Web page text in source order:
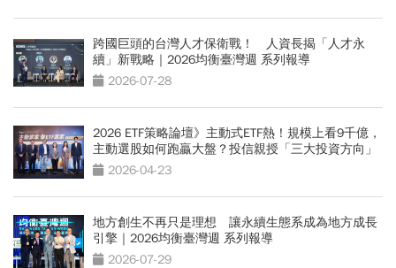
跨國巨頭的台灣人才保衛戰！ 人資長揭「人才永
續」新戰略｜2026均衡臺灣週 系列報導
2026-07-28
2026 ETF策略論壇》主動式ETF熱！規模上看9千億，
主動選股如何跑贏大盤？投信親授「三大投資方向」
2026-04-23
地方創生不再只是理想 讓永續生態系成為地方成長
引擎｜2026均衡臺灣週 系列報導
2026-07-29